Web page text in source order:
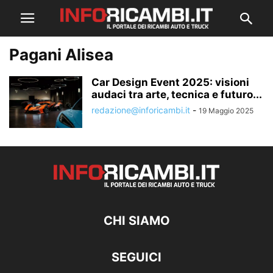
Pagani Alisea
Car Design Event 2025: visioni
audaci tra arte, tecnica e futuro...
redazione@inforicambi.it - 19 Maggio 2025
CHI SIAMO
SEGUICI